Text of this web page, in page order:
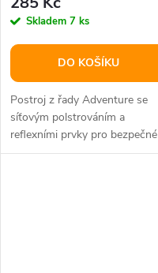
Skladem 7 ks
DO KOŠÍKU
Postroj z řady Adventure se
síťovým polstrováním a
reflexními prvky pro bezpečné
užívání.